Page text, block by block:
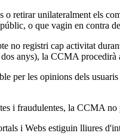
retirar unilateralment els
o que vagin en contra
no registri cap activitat
anys), la CCMA procedirà
per les opinions dels
i fraudulentes, la CCMA no
i Webs estiguin lliures